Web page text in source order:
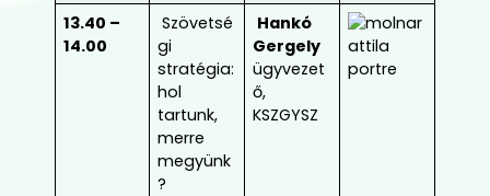
13.40 –
14.00
Szövetsé
gi
stratégia:
hol
tartunk,
merre
megyünk
?
Hankó
Gergely
ügyvezet
ő,
KSZGYSZ